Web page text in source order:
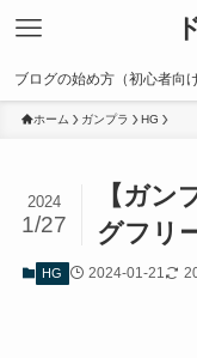
ブログの始め方（初心者向
ホーム ガンプラ HG
【ガン
グフリ
2024
1/27
HG 2024-01-21